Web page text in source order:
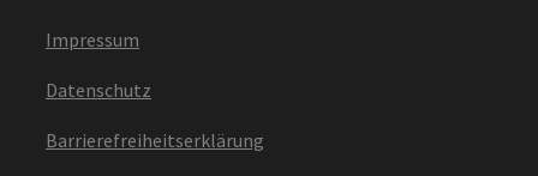
Impressum
Datenschutz
Barrierefreiheitserklärung